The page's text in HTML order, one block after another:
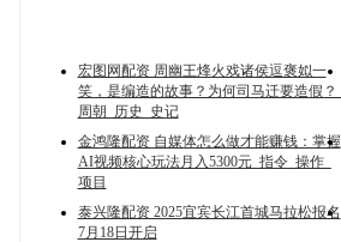
宏图网配资 周幽王烽火戏诸侯逗褒姒一
笑，是编造的故事？为何司马迁要造假？_
周朝_历史_史记
金鸿隆配资 自媒体怎么做才能赚钱：掌握
AI视频核心玩法月入5300元_指令_操作_
项目
泰兴隆配资 2025宜宾长江首城马拉松报名
7月18日开启